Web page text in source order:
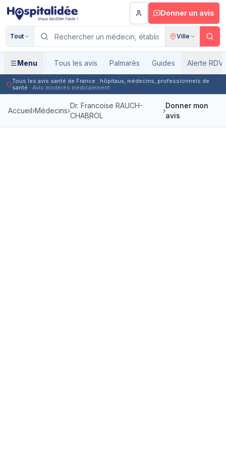
Aller au contenu principal
Donner un avis
Tout Ville
Menu Tous les avis Palmarès Guides Alerte RDV
Tous les avis santé de France : hôpitaux, médecins, professionnels de
santé · Avis modérés médicalement
Accueil›Médecins›
Dr. Francoise RAUCH-
CHABROL
›
Donner mon
avis